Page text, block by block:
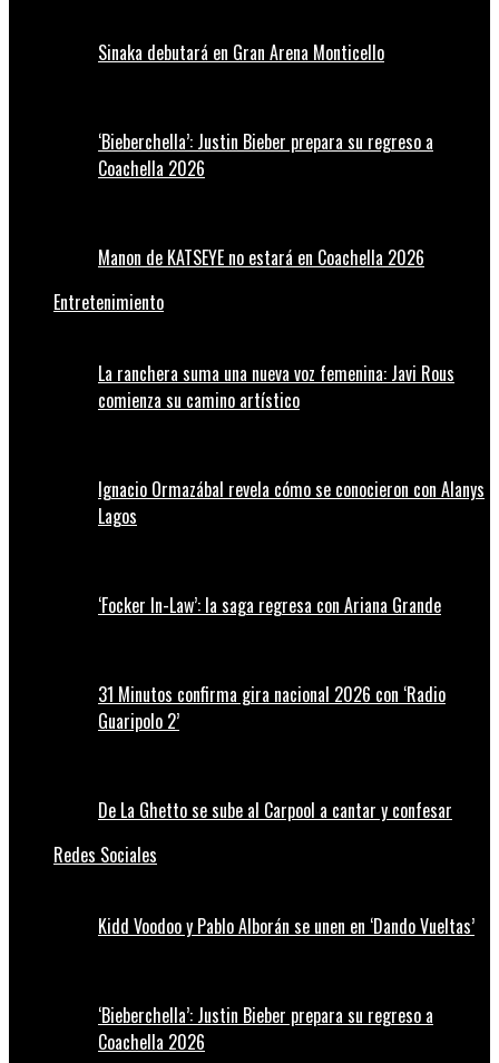
Sinaka debutará en Gran Arena Monticello
‘Bieberchella’: Justin Bieber prepara su regreso a
Coachella 2026
Manon de KATSEYE no estará en Coachella 2026
Entretenimiento
La ranchera suma una nueva voz femenina: Javi Rous
comienza su camino artístico
Ignacio Ormazábal revela cómo se conocieron con Alanys
Lagos
‘Focker In-Law’: la saga regresa con Ariana Grande
31 Minutos confirma gira nacional 2026 con ‘Radio
Guaripolo 2’
De La Ghetto se sube al Carpool a cantar y confesar
Redes Sociales
Kidd Voodoo y Pablo Alborán se unen en ‘Dando Vueltas’
‘Bieberchella’: Justin Bieber prepara su regreso a
Coachella 2026